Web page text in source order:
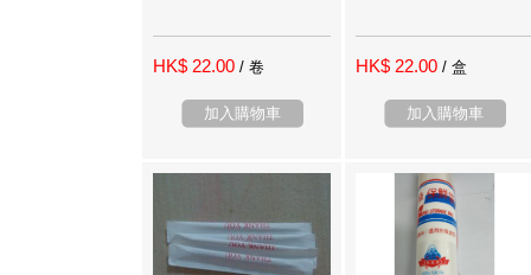
HK$ 22.00 / 卷
加入購物車
HK$ 22.00 / 盒
加入購物車